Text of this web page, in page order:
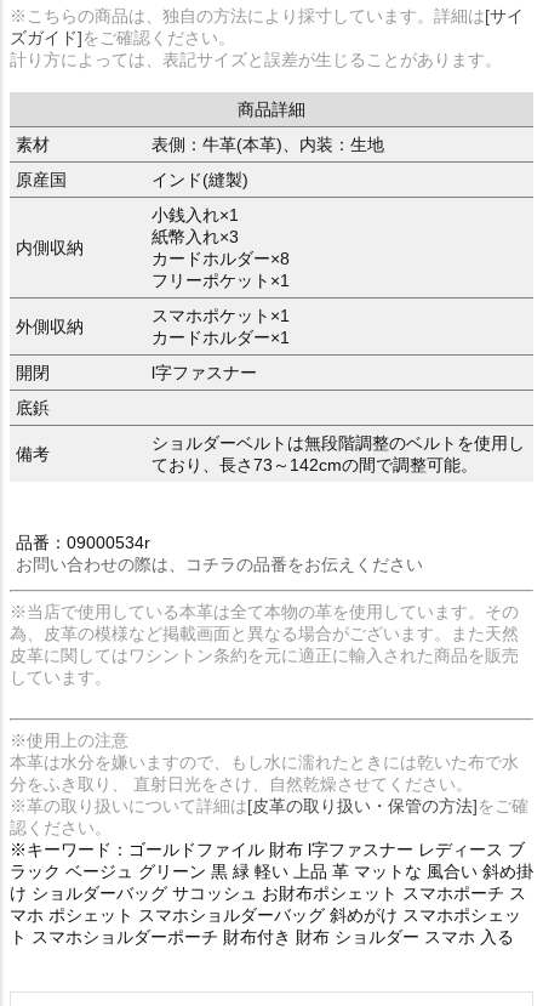
※こちらの商品は、独自の方法により採寸しています。詳細は[サイ
ズガイド]をご確認ください。
計り方によっては、表記サイズと誤差が生じることがあります。
商品詳細
素材
表側：牛革(本革)、内装：生地
原産国
インド(縫製)
内側収納
小銭入れ×1
紙幣入れ×3
カードホルダー×8
フリーポケット×1
外側収納
スマホポケット×1
カードホルダー×1
開閉
l字ファスナー
底鋲
備考
ショルダーベルトは無段階調整のベルトを使用し
ており、長さ73～142cmの間で調整可能。
品番：09000534r
お問い合わせの際は、コチラの品番をお伝えください
※当店で使用している本革は全て本物の革を使用しています。その
為、皮革の模様など掲載画面と異なる場合がございます。また天然
皮革に関してはワシントン条約を元に適正に輸入された商品を販売
しています。
※使用上の注意
本革は水分を嫌いますので、もし水に濡れたときには乾いた布で水
分をふき取り、 直射日光をさけ、自然乾燥させてください。
※革の取り扱いについて詳細は[皮革の取り扱い・保管の方法]をご確
認ください。
※キーワード：ゴールドファイル 財布 l字ファスナー レディース ブ
ラック ベージュ グリーン 黒 緑 軽い 上品 革 マットな 風合い 斜め掛
け ショルダーバッグ サコッシュ お財布ポシェット スマホポーチ ス
マホ ポシェット スマホショルダーバッグ 斜めがけ スマホポシェッ
ト スマホショルダーポーチ 財布付き 財布 ショルダー スマホ 入る